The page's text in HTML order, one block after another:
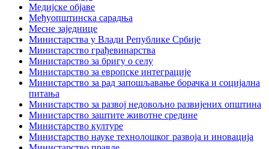
Медијске објаве
Међуопштинска сарадња
Месне заједнице
Министарства у Влади Републике Србије
Министарство грађевинарства
Министарство за бригу о селу
Министарство за европске интеграције
Министарство за рад запошљавање борачка и социјална
питања
Министарство за развој недовољно развијених општина
Министарство заштите животне средине
Министарство културе
Министарство науке технолошког развоја и иновација